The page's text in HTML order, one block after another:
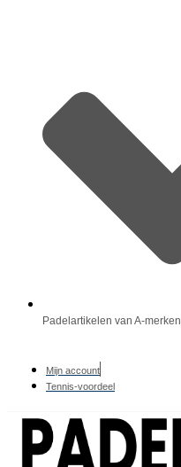
Padelartikelen van A-merken
Mijn account
Tennis-voordeel